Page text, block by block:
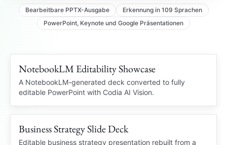
Bearbeitbare PPTX-Ausgabe
Erkennung in 109 Sprachen
PowerPoint, Keynote und Google Präsentationen
NOTEBOOKLM PDF
Locked PDF
Editable PowerPoint
NotebookLM Editability Showcase
A NotebookLM-generated deck converted to fully
editable PowerPoint with Codia AI Vision.
STRATEGY DECK
Business Strategy Slide Deck
Editable business strategy presentation rebuilt from a